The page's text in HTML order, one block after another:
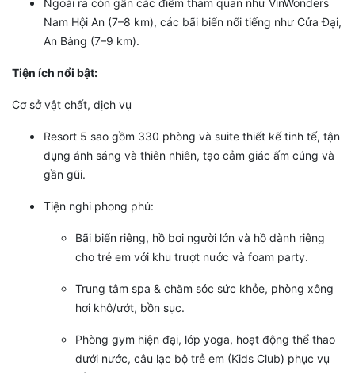
Ngoài ra còn gần các điểm tham quan như VinWonders
Nam Hội An (7–8 km), các bãi biển nổi tiếng như Cửa Đại,
An Bàng (7–9 km).
Tiện ích nổi bật:
Cơ sở vật chất, dịch vụ
Resort 5 sao gồm 330 phòng và suite thiết kế tinh tế, tận
dụng ánh sáng và thiên nhiên, tạo cảm giác ấm cúng và
gần gũi.
Tiện nghi phong phú:
Bãi biển riêng, hồ bơi người lớn và hồ dành riêng
cho trẻ em với khu trượt nước và foam party.
Trung tâm spa & chăm sóc sức khỏe, phòng xông
hơi khô/ướt, bồn sục.
Phòng gym hiện đại, lớp yoga, hoạt động thể thao
dưới nước, câu lạc bộ trẻ em (Kids Club) phục vụ